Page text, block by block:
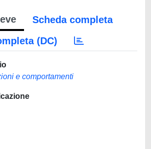
Scheda completa
(DC)
e comportamenti